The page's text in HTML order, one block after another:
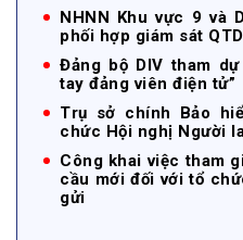
NHNN Khu vực 9 và
phối hợp giám sát
Đảng bộ DIV tham
tay đảng viên điện tử”
Trụ sở chính Bảo
chức Hội nghị Người
Công khai việc tham
cầu mới đối với tổ
gửi